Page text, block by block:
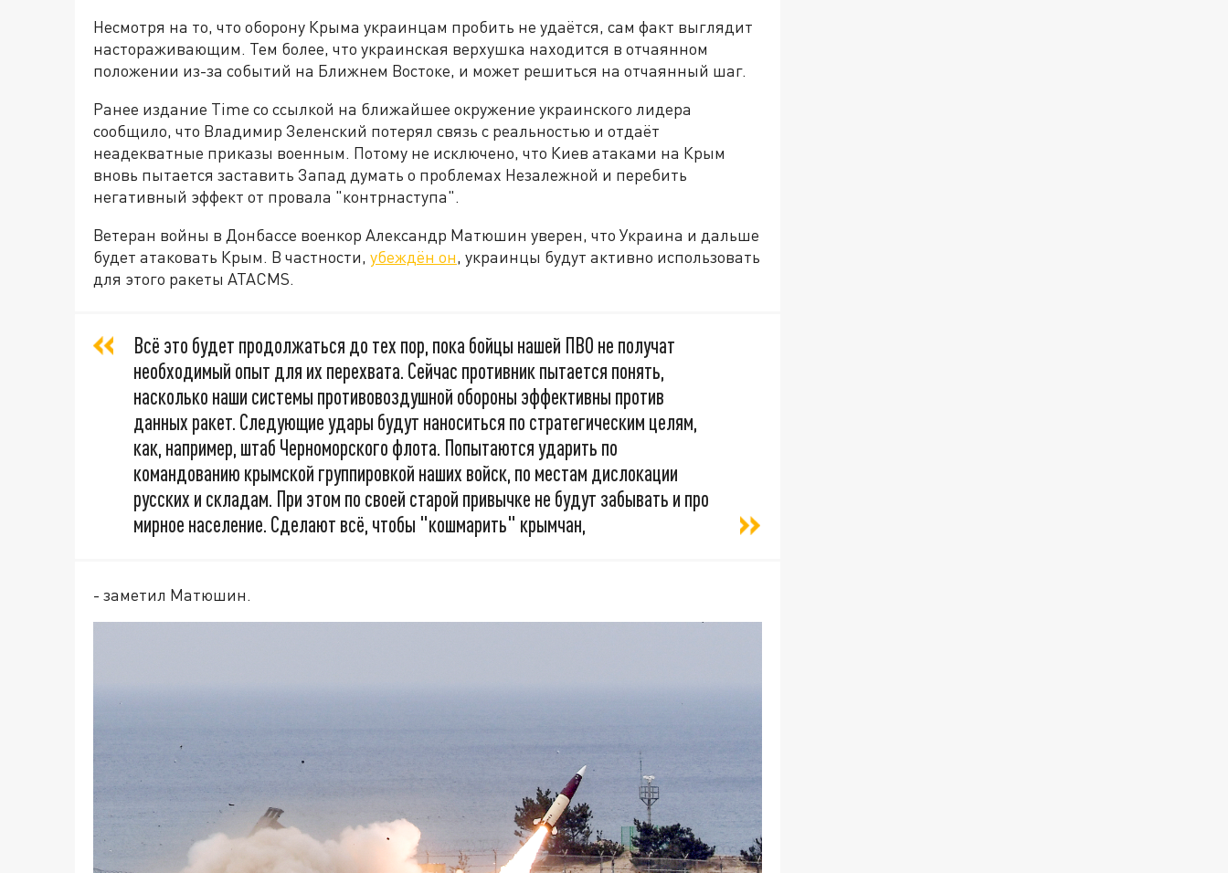
Несмотря на то, что оборону Крыма украинцам пробить не удаётся, сам факт выглядит
настораживающим. Тем более, что украинская верхушка находится в отчаянном
положении из-за событий на Ближнем Востоке, и может решиться на отчаянный шаг.
Ранее издание Time со ссылкой на ближайшее окружение украинского лидера
сообщило, что Владимир Зеленский потерял связь с реальностью и отдаёт
неадекватные приказы военным. Потому не исключено, что Киев атаками на Крым
вновь пытается заставить Запад думать о проблемах Незалежной и перебить
негативный эффект от провала "контрнаступа".
Ветеран войны в Донбассе военкор Александр Матюшин уверен, что Украина и дальше
будет атаковать Крым. В частности, убеждён он, украинцы будут активно использовать
для этого ракеты ATACMS.
Всё это будет продолжаться до тех пор, пока бойцы нашей ПВО не получат
необходимый опыт для их перехвата. Сейчас противник пытается понять,
насколько наши системы противовоздушной обороны эффективны против
данных ракет. Следующие удары будут наноситься по стратегическим целям,
как, например, штаб Черноморского флота. Попытаются ударить по
командованию крымской группировкой наших войск, по местам дислокации
русских и складам. При этом по своей старой привычке не будут забывать и про
мирное население. Сделают всё, чтобы "кошмарить" крымчан,
- заметил Матюшин.